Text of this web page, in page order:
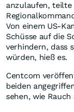
anzulaufen, teilte
Von einem US-
Schüsse auf die
verhindern, dass
würden, hieß es.
Centcom
beiden
sehen, wie